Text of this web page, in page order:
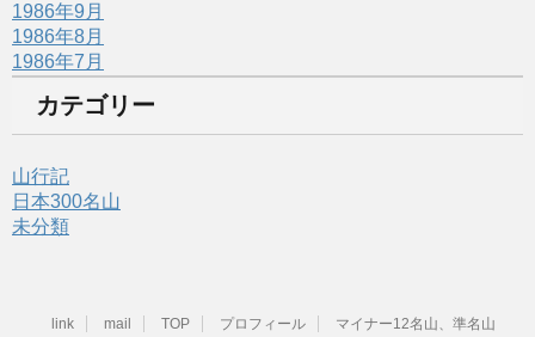
1986年9月
1986年8月
1986年7月
カテゴリー
山行記
日本300名山
未分類
link mail TOP プロフィール
マイナー12名山、準名山